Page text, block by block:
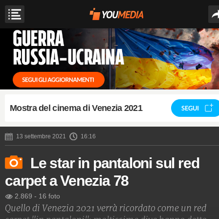
Mostra del cinema di Venezia 2021 SEGUI
13 settembre 2021 16:16
Le star in pantaloni sul red
carpet a Venezia 78
2.869 - 16 foto
Quello di Venezia 2021 verrà ricordato come un red